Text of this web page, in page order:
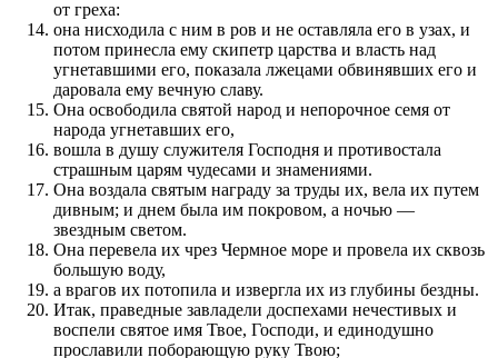
от греха:
она нисходила с ним в ров и не оставляла его в узах, и
потом принесла ему скипетр царства и власть над
угнетавшими его, показала лжецами обвинявших его и
даровала ему вечную славу.
Она освободила святой народ и непорочное семя от
народа угнетавших его,
вошла в душу служителя Господня и противостала
страшным царям чудесами и знамениями.
Она воздала святым награду за труды их, вела их путем
дивным; и днем была им покровом, а ночью —
звездным светом.
Она перевела их чрез Чермное море и провела их сквозь
большую воду,
а врагов их потопила и извергла их из глубины бездны.
Итак, праведные завладели доспехами нечестивых и
воспели святое имя Твое, Господи, и единодушно
прославили поборающую руку Твою;